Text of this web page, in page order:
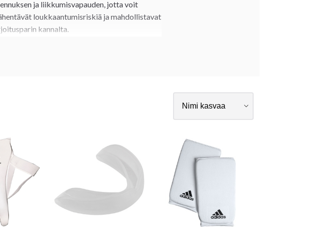
ja liikkumisvapauden, jotta voit
loukkaantumisriskiä ja mahdollistavat
kannalta.
varustustasi vöillä, puvuilla ja muilla